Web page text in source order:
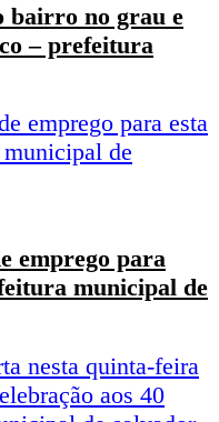
bairro no grau e
– prefeitura
emprego para
municipal de